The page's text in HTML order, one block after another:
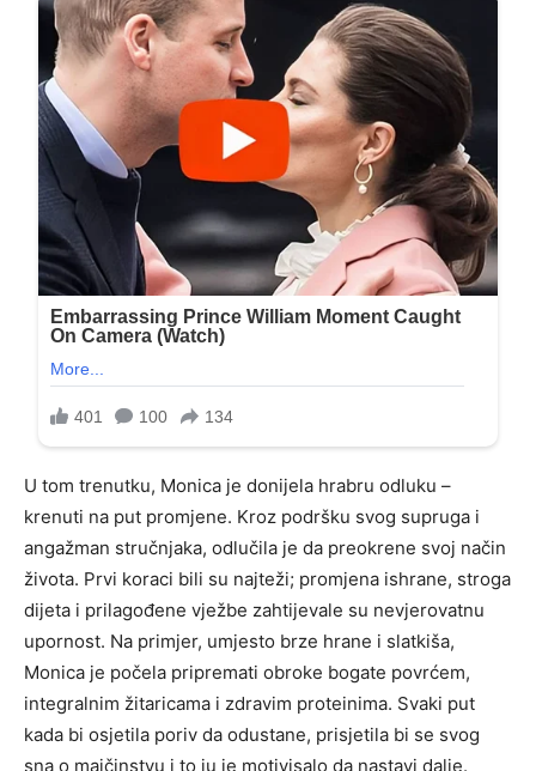
U tom trenutku, Monica je donijela hrabru odluku –
krenuti na put promjene. Kroz podršku svog supruga i
angažman stručnjaka, odlučila je da preokrene svoj način
života. Prvi koraci bili su najteži; promjena ishrane, stroga
dijeta i prilagođene vježbe zahtijevale su nevjerovatnu
upornost. Na primjer, umjesto brze hrane i slatkiša,
Monica je počela pripremati obroke bogate povrćem,
integralnim žitaricama i zdravim proteinima. Svaki put
kada bi osjetila poriv da odustane, prisjetila bi se svog
sna o majčinstvu i to ju je motivisalo da nastavi dalje.